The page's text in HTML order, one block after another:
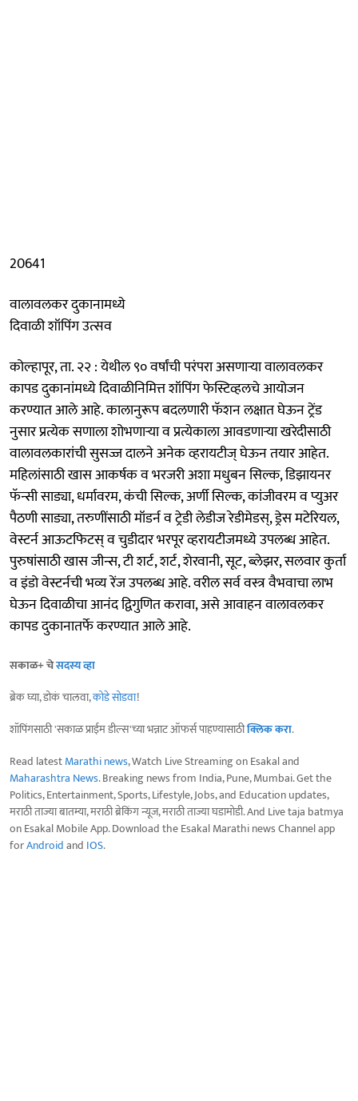
20641
वालावलकर दुकानामध्ये
दिवाळी शॉपिंग उत्सव
कोल्हापूर, ता. २२ : येथील ९० वर्षांची परंपरा असणाऱ्या वालावलकर
कापड दुकानांमध्ये दिवाळीनिमित्त शॉपिंग फेस्टिव्हलचे आयोजन
करण्यात आले आहे. कालानुरूप बदलणारी फॅशन लक्षात घेऊन ट्रेंड
नुसार प्रत्येक सणाला शोभणाऱ्या व प्रत्येकाला आवडणाऱ्या खरेदीसाठी
वालावलकारांची सुसज्ज दालने अनेक व्हरायटीज् घेऊन तयार आहेत.
महिलांसाठी खास आकर्षक व भरजरी अशा मधुबन सिल्क, डिझायनर
फॅन्सी साड्या, धर्मावरम, कंची सिल्क, अर्णी सिल्क, कांजीवरम व प्युअर
पैठणी साड्या, तरुणींसाठी मॉडर्न व ट्रेडी लेडीज रेडीमेडस्, ड्रेस मटेरियल,
वेस्टर्न आऊटफिटस् व चुडीदार भरपूर व्हरायटीजमध्ये उपलब्ध आहेत.
पुरुषांसाठी खास जीन्स, टी शर्ट, शर्ट, शेरवानी, सूट, ब्लेझर, सलवार कुर्ता
व इंडो वेस्टर्नची भव्य रेंज उपलब्ध आहे. वरील सर्व वस्त्र वैभवाचा लाभ
घेऊन दिवाळीचा आनंद द्विगुणित करावा, असे आवाहन वालावलकर
कापड दुकानातर्फे करण्यात आले आहे.
सकाळ+ चेसदस्य व्हा
ब्रेक घ्या, डोकं चालवा,कोडे सोडवा!
शॉपिंगसाठी 'सकाळ प्राईम डील्स'च्या भन्नाट ऑफर्स पाहण्यासाठीक्लिक करा.
Read latestMarathi news, Watch Live Streaming on Esakal and
Maharashtra News. Breaking news from India, Pune, Mumbai. Get the
Politics, Entertainment, Sports, Lifestyle, Jobs, and Education updates,
मराठी ताज्या बातम्या, मराठी ब्रेकिंग न्यूज, मराठी ताज्या घडामोडी. And Live taja batmya
on Esakal Mobile App. Download the Esakal Marathi news Channel app
forAndroidand IOS.